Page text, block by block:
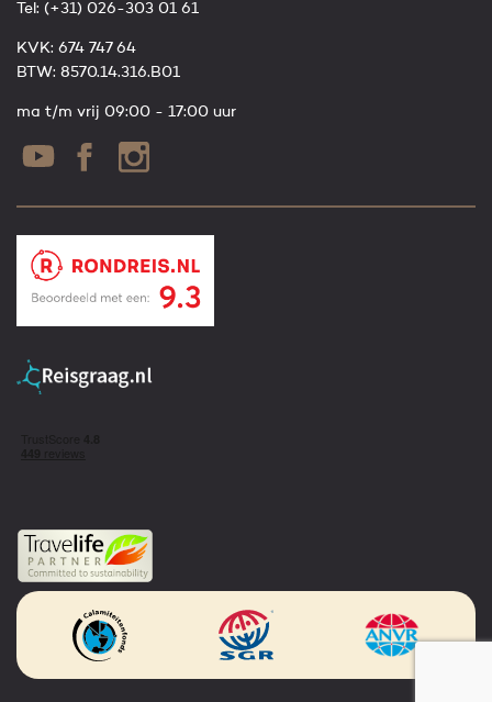
Tel: (+31) 026-303 01 61
KVK: 674 747 64
BTW: 8570.14.316.B01
ma t/m vrij 09:00 - 17:00 uur